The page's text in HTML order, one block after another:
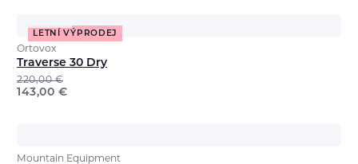
LETNÍ VÝPRODEJ
Ortovox
Traverse 30 Dry
220,00€
143,00 €
Mountain Equipment